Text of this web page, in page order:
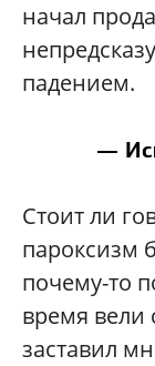
начал
падением.
—
Стоит ли
пароксизм
почему-то
время вели
заставил